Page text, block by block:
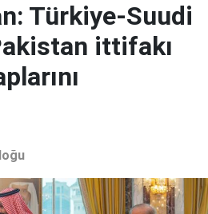
Türkiye-Suudi
ittifakı